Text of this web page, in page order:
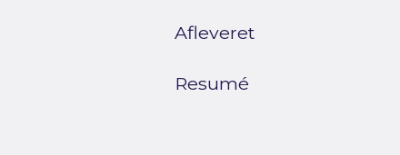
Afleveret
Resumé